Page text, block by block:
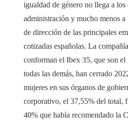
igualdad de género no llega a los
administración y mucho menos a
de dirección de las principales
cotizadas españolas. La
conforman el Ibex 35, que son el
todas las demás, han cerrado
mujeres en sus órganos de
corporativo, el 37,55% del total,
40% que había recomendado la